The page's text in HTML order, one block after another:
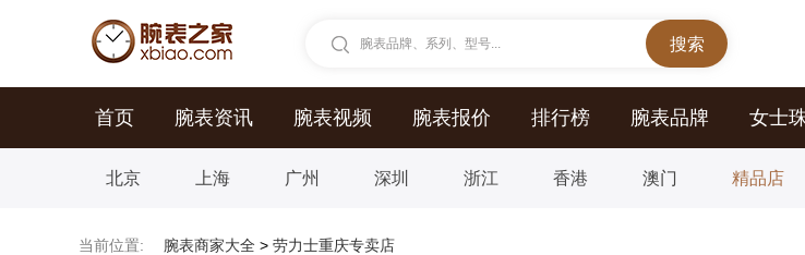
腕表品牌、系列、型号...
首页 腕表资讯 腕表视频 腕表报价 排行榜 腕表品牌 女士
北京 上海 广州 深圳 浙江 香港 澳门 精品店
当前位置: 腕表商家大全 > 劳力士重庆专卖店